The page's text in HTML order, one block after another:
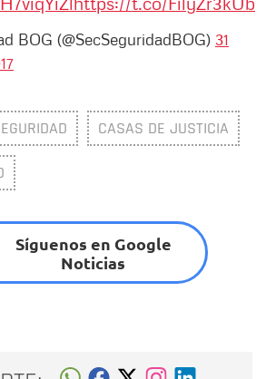
BOG (@SecSeguridadBOG) 31
CASAS DE JUSTICIA
Síguenos en Google
Noticias